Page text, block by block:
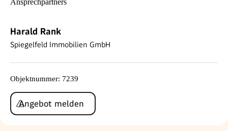
Harald Rank
Spiegelfeld Immobilien GmbH
Objektnummer: 7239
Angebot melden